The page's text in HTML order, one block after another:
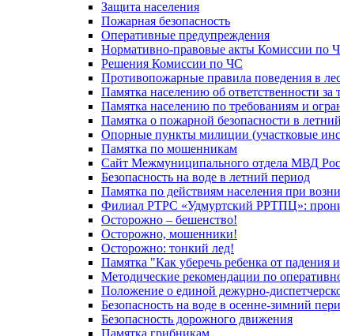
Защита населения
Пожарная безопасность
Оперативные предупреждения
Нормативно-правовые акты Комиссии по
Решения Комиссии по ЧС
Противопожарные правила поведения в
Памятка населению об ответственности
Памятка населению по требованиям и
Памятка о пожарной безопасности в
Опорные пункты милиции (участковые
Памятка по мошенникам
Сайт Межмуниципального отдела МВД
Безопасность на воде в летний период
Памятка по действиям населения при
Филиал РТРС «Удмуртский РРТПЦ»:
Осторожно – бешенство!
Осторожно, мошенники!
Осторожно: тонкий лед!
Памятка "Как уберечь ребенка от падения
Методические рекомендации по
Положение о единой дежурно-
Безопасность на воде в осенне-зимний
Безопасность дорожного движения
Памятка грибникам